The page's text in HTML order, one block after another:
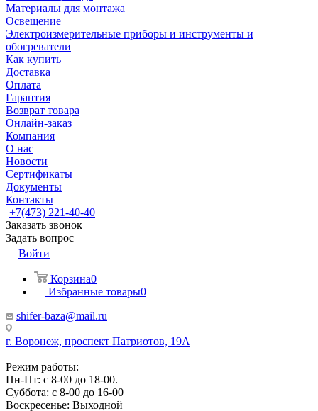
Материалы для монтажа
Освещение
Электроизмерительные приборы и инструменты и
обогреватели
Как купить
Доставка
Оплата
Гарантия
Возврат товара
Онлайн-заказ
Компания
О нас
Новости
Сертификаты
Документы
Контакты
+7(473) 221-40-40
Заказать звонок
Задать вопрос
Войти
Корзина0
Избранные товары0
shifer-baza@mail.ru
г. Воронеж, проспект Патриотов, 19А
Режим работы:
Пн-Пт: с 8-00 до 18-00.
Суббота: с 8-00 до 16-00
Воскресенье: Выходной